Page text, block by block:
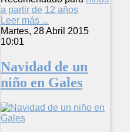
a partir de 12 años
Leer más ...
Martes, 28 Abril 2015
10:01
Navidad de un
niño en Gales